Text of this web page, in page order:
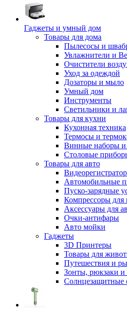
Гаджеты и умный дом
Товары для дома
Пылесосы и
Увлажнители и
Очистители
Уход за одеждой
Дозаторы и мыло
Умный дом
Инструменты
Светильники и
Товары для кухни
Кухонная техника
Термосы и
Винные наборы
Столовые
Товары для авто
Автомобильные
Пуско-зарядные
Компрессоры
Аксессуары для
Очки-антифары
Авто мойки
Гаджеты
3D Принтеры
Товары для
Путешествия и
Зонты, рюкзаки и
Солнцезащитные